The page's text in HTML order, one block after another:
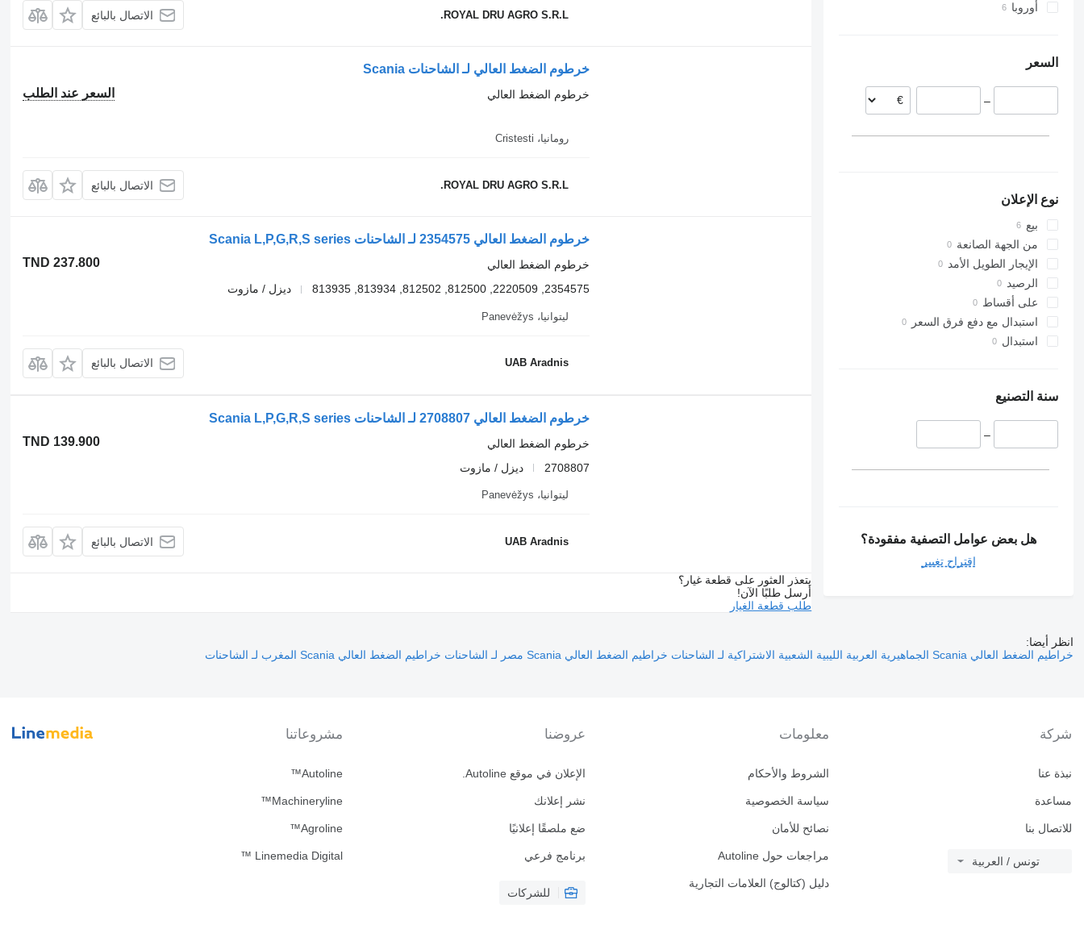
أوروبا
السعر
–
نوع الإعلان
بيع
من الجهة الصانعة
الإيجار الطويل الأمد
الرصيد
على أقساط
استبدال مع دفع فرق السعر
استبدال
سنة التصنيع
–
هل بعض عوامل التصفية مفقودة؟
اقتراح تغيير
ROYAL DRU AGRO S.R.L. الاتصال بالبائع
خرطوم الضغط العالي لـ الشاحنات Scania
السعر عند الطلب
خرطوم الضغط العالي
رومانيا، Cristesti
ROYAL DRU AGRO S.R.L. الاتصال بالبائع
خرطوم الضغط العالي 2354575 لـ الشاحنات Scania L,P,G,R,S series
TND 237.800
خرطوم الضغط العالي
2354575, 2220509, 812500, 812502, 813934, 813935
ديزل / مازوت
ليتوانيا، Panevėžys
UAB Aradnis الاتصال بالبائع
خرطوم الضغط العالي 2708807 لـ الشاحنات Scania L,P,G,R,S series
TND 139.900
خرطوم الضغط العالي
2708807
ديزل / مازوت
ليتوانيا، Panevėžys
UAB Aradnis الاتصال بالبائع
يتعذر العثور على قطعة غيار؟
أرسل طلبًا الآن!
طلب قطعة الغيار
انظر أيضا:
خراطيم الضغط العالي Scania الجماهيرية العربية الليبية الشعبية الاشتراكية لـ الشاحنات
خراطيم الضغط العالي Scania مصر لـ الشاحنات خراطيم الضغط العالي Scania المغرب لـ الشاحنات
شركة
نبذة عنا
مساعدة
للاتصال بنا
تونس / العربية
معلومات
الشروط والأحكام
سياسة الخصوصية
نصائح للأمان
مراجعات حول Autoline
دليل (كتالوج) العلامات التجارية
عروضنا
الإعلان في موقع Autoline.
نشر إعلانك
ضع ملصقًا إعلانيًا
برنامج فرعي
للشركات
مشروعاتنا
Autoline™
Machineryline™
Agroline™
Linemedia Digital ™